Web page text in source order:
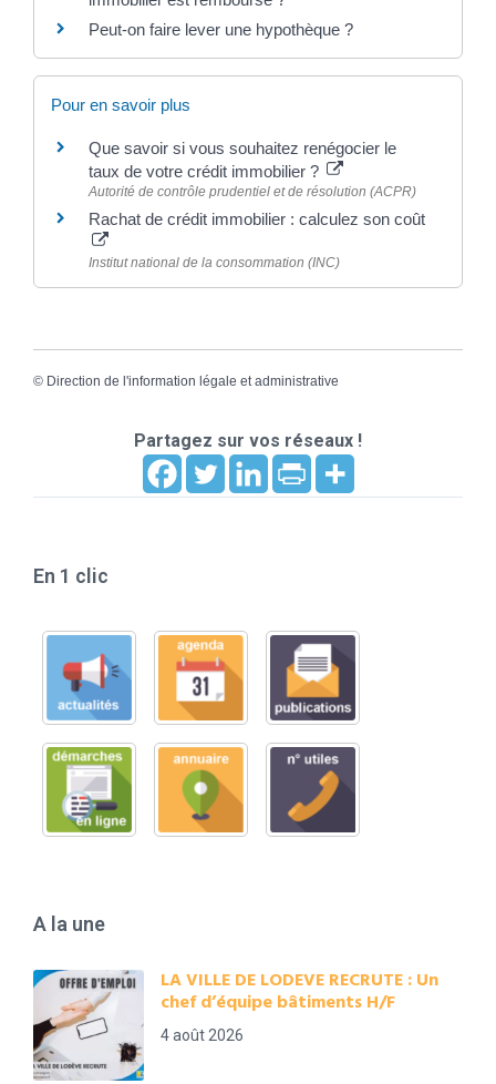
Peut-on faire lever une hypothèque ?
Pour en savoir plus
Que savoir si vous souhaitez renégocier le
taux de votre crédit immobilier ?
Autorité de contrôle prudentiel et de résolution (ACPR)
Rachat de crédit immobilier : calculez son coût
Institut national de la consommation (INC)
© Direction de l'information légale et administrative
Partagez sur vos réseaux !
En 1 clic
A la une
LA VILLE DE LODEVE RECRUTE : Un
chef d’équipe bâtiments H/F
4 août 2026